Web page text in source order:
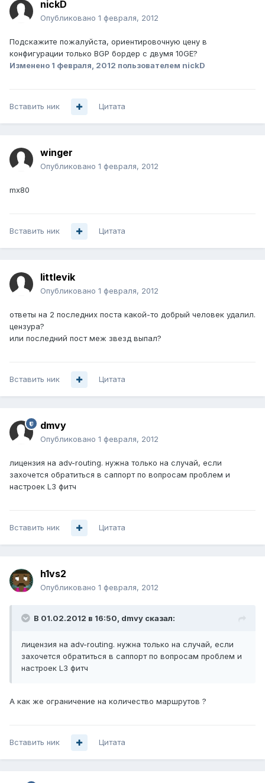
nickD
Опубликовано 1 февраля, 2012
Подскажите пожалуйста, ориентировочную цену в
конфигурации только BGP бордер с двумя 10GE?
Изменено 1 февраля, 2012 пользователем nickD
Вставить ник Цитата
winger
Опубликовано 1 февраля, 2012
mx80
Вставить ник Цитата
littlevik
Опубликовано 1 февраля, 2012
ответы на 2 последних поста какой-то добрый человек удалил.
цензура?
или последний пост меж звезд выпал?
Вставить ник Цитата
dmvy
Опубликовано 1 февраля, 2012
лицензия на adv-routing. нужна только на случай, если
захочется обратиться в саппорт по вопросам проблем и
настроек L3 фитч
Вставить ник Цитата
h1vs2
Опубликовано 1 февраля, 2012
В 01.02.2012 в 16:50, dmvy сказал:
лицензия на adv-routing. нужна только на случай, если
захочется обратиться в саппорт по вопросам проблем и
настроек L3 фитч
А как же ограничение на количество маршрутов ?
Вставить ник Цитата